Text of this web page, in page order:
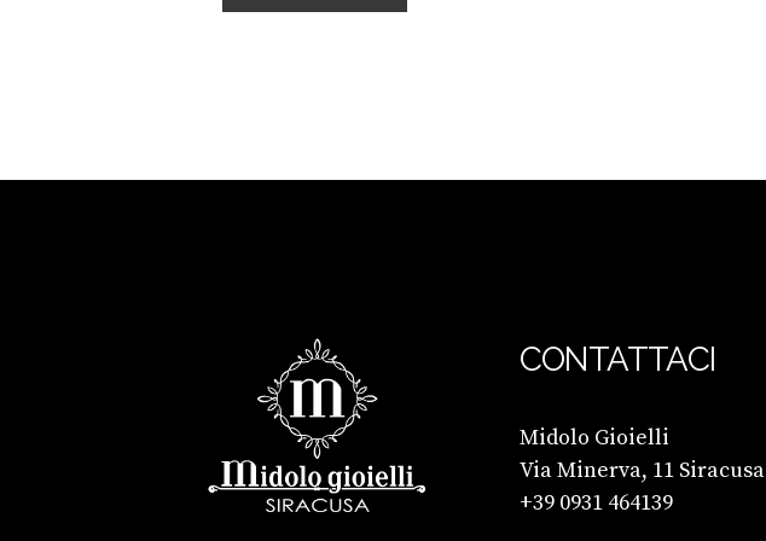
CONTATTACI
Midolo Gioielli
Via Minerva, 11 Siracusa
+39 0931 464139